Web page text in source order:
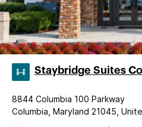
Staybridge Suites
8844 Columbia 100 Parkway
Columbia, Maryland 21045,